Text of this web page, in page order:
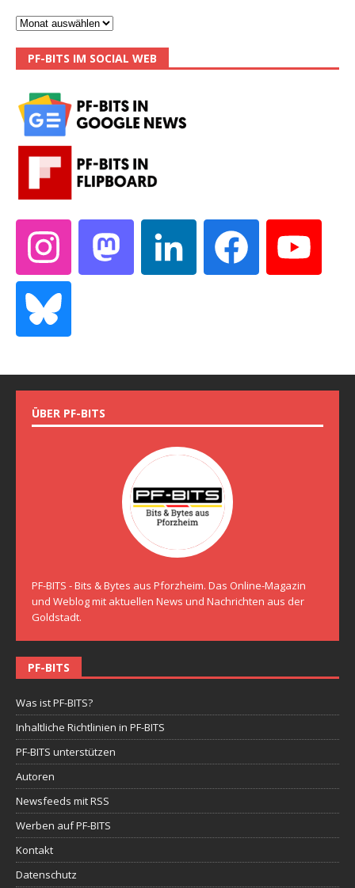
PF-BITS IM SOCIAL WEB
ÜBER PF-BITS
PF-BITS - Bits & Bytes aus Pforzheim. Das Online-Magazin
und Weblog mit aktuellen News und Nachrichten aus der
Goldstadt.
PF-BITS
Was ist PF-BITS?
Inhaltliche Richtlinien in PF-BITS
PF-BITS unterstützen
Autoren
Newsfeeds mit RSS
Werben auf PF-BITS
Kontakt
Datenschutz